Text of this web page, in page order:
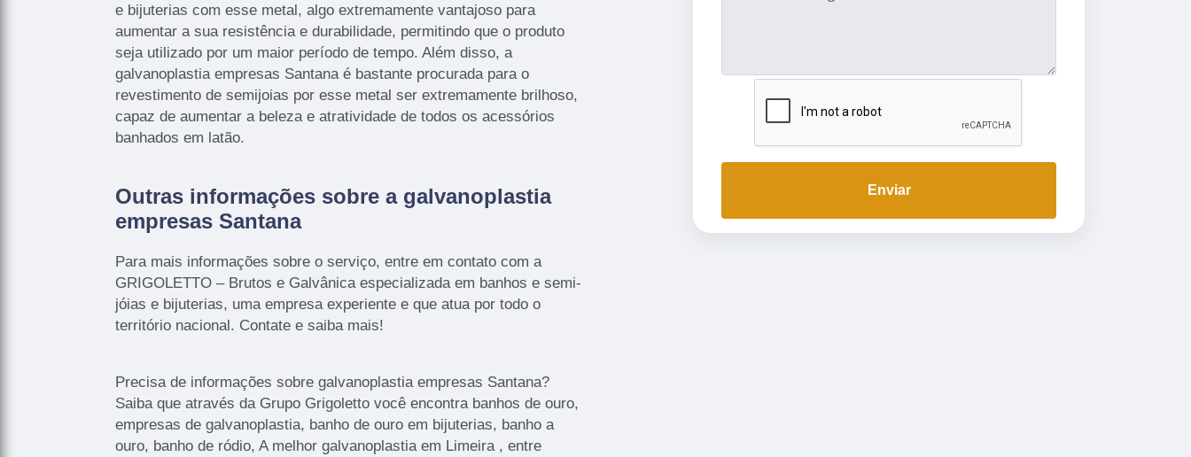
e bijuterias com esse metal, algo extremamente vantajoso para
aumentar a sua resistência e durabilidade, permitindo que o produto
seja utilizado por um maior período de tempo. Além disso, a
galvanoplastia empresas Santana é bastante procurada para o
revestimento de semijoias por esse metal ser extremamente brilhoso,
capaz de aumentar a beleza e atratividade de todos os acessórios
banhados em latão.
Outras informações sobre a galvanoplastia
empresas Santana
Para mais informações sobre o serviço, entre em contato com a
GRIGOLETTO – Brutos e Galvânica especializada em banhos e semi-
jóias e bijuterias, uma empresa experiente e que atua por todo o
território nacional. Contate e saiba mais!
Precisa de informações sobre galvanoplastia empresas Santana?
Saiba que através da Grupo Grigoletto você encontra banhos de ouro,
empresas de galvanoplastia, banho de ouro em bijuterias, banho a
ouro, banho de ródio, A melhor galvanoplastia em Limeira , entre
Enviar